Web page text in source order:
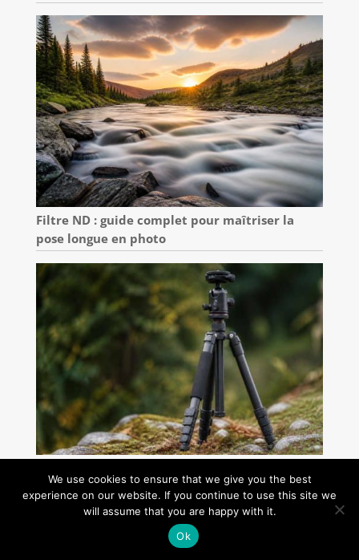
Filtre ND : guide complet pour maîtriser la
pose longue en photo
We use cookies to ensure that we give you the best
experience on our website. If you continue to use this site we
will assume that you are happy with it.
Ok